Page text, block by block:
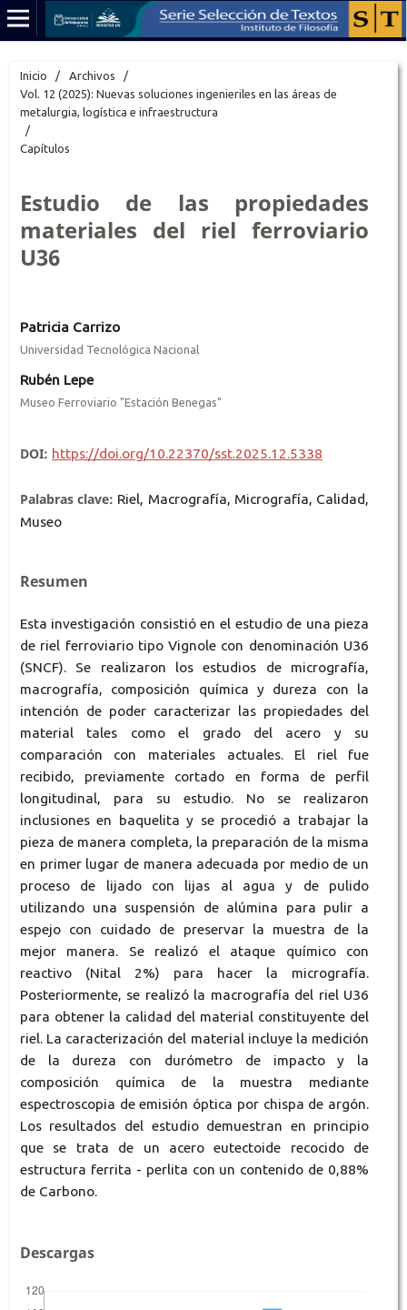
Inicio / Archivos
/
Vol. 12 (2025): Nuevas soluciones ingenieriles en las áreas de
metalurgia, logística e infraestructura
/
Capítulos
Estudio de las propiedades
materiales del riel ferroviario
U36
Patricia Carrizo
Universidad Tecnológica Nacional
Rubén Lepe
Museo Ferroviario "Estación Benegas"
DOI: https://doi.org/10.22370/sst.2025.12.5338
Palabras clave: Riel, Macrografía, Micrografía, Calidad,
Museo
Resumen
Esta investigación consistió en el estudio de una pieza
de riel ferroviario tipo Vignole con denominación U36
(SNCF). Se realizaron los estudios de micrografía,
macrografía, composición química y dureza con la
intención de poder caracterizar las propiedades del
material tales como el grado del acero y su
comparación con materiales actuales. El riel fue
recibido, previamente cortado en forma de perfil
longitudinal, para su estudio. No se realizaron
inclusiones en baquelita y se procedió a trabajar la
pieza de manera completa, la preparación de la misma
en primer lugar de manera adecuada por medio de un
proceso de lijado con lijas al agua y de pulido
utilizando una suspensión de alúmina para pulir a
espejo con cuidado de preservar la muestra de la
mejor manera. Se realizó el ataque químico con
reactivo (Nital 2%) para hacer la micrografía.
Posteriormente, se realizó la macrografía del riel U36
para obtener la calidad del material constituyente del
riel. La caracterización del material incluye la medición
de la dureza con durómetro de impacto y la
composición química de la muestra mediante
espectroscopia de emisión óptica por chispa de argón.
Los resultados del estudio demuestran en principio
que se trata de un acero eutectoide recocido de
estructura ferrita - perlita con un contenido de 0,88%
de Carbono.
Descargas